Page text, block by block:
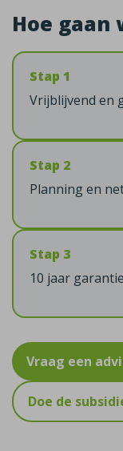
Hoe
Stap 1
Vrijblijvend en
Stap 2
Planning en
Stap 3
10 jaar
Vraag een
Doe de